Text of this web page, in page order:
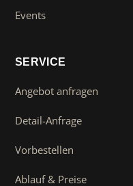
Events
SERVICE
Angebot anfragen
Detail-Anfrage
Vorbestellen
Ablauf & Preise